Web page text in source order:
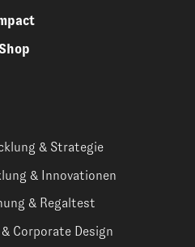
& Strategie
& Innovationen
& Regaltest
Corporate Design